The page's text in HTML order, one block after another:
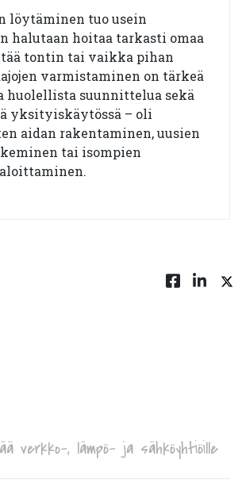
löytäminen tuo usein
halutaan hoitaa tarkasti omaa
tontin tai vaikka pihan
varmistaminen on tärkeä
huolellista suunnittelua sekä
yksityiskäytössä – oli
aidan rakentaminen, uusien
tai isompien
verkko-, lämpö- ja sähköyhtiöille